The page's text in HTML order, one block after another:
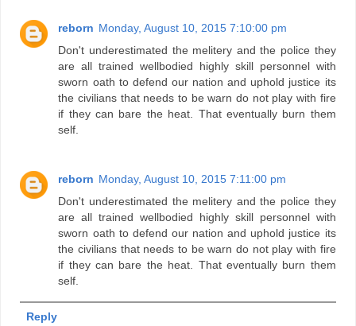
reborn Monday, August 10, 2015 7:10:00 pm
Don't underestimated the melitery and the police they
are all trained wellbodied highly skill personnel with
sworn oath to defend our nation and uphold justice its
the civilians that needs to be warn do not play with fire
if they can bare the heat. That eventually burn them
self.
reborn Monday, August 10, 2015 7:11:00 pm
Don't underestimated the melitery and the police they
are all trained wellbodied highly skill personnel with
sworn oath to defend our nation and uphold justice its
the civilians that needs to be warn do not play with fire
if they can bare the heat. That eventually burn them
self.
Reply